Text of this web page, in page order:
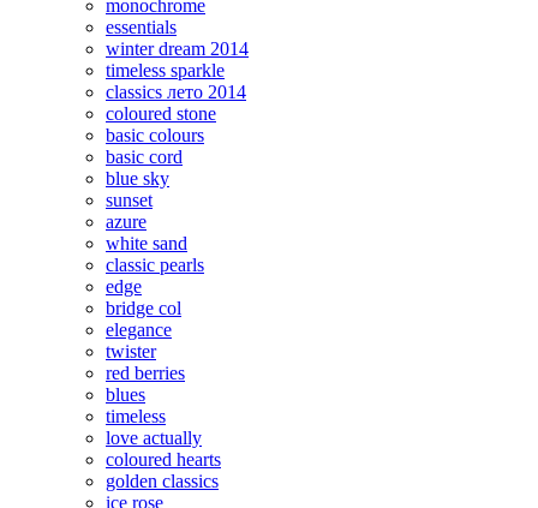
monochrome
essentials
winter dream 2014
timeless sparkle
classics лето 2014
coloured stone
basic colours
basic cord
blue sky
sunset
azure
white sand
classic pearls
edge
bridge col
elegance
twister
red berries
blues
timeless
love actually
coloured hearts
golden classics
ice rose